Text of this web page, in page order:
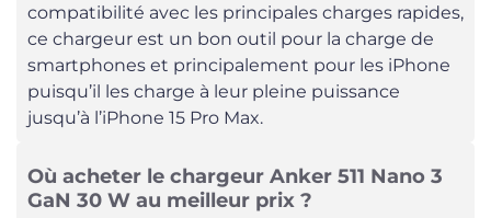
compatibilité avec les principales charges rapides,
ce chargeur est un bon outil pour la charge de
smartphones et principalement pour les iPhone
puisqu’il les charge à leur pleine puissance
jusqu’à l’iPhone 15 Pro Max.
Où acheter le chargeur Anker 511 Nano 3
GaN 30 W au meilleur prix ?